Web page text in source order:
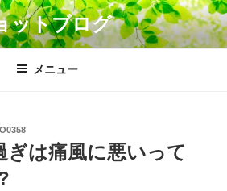
ットブログ
メニュー
ぎは痛風に悪いって